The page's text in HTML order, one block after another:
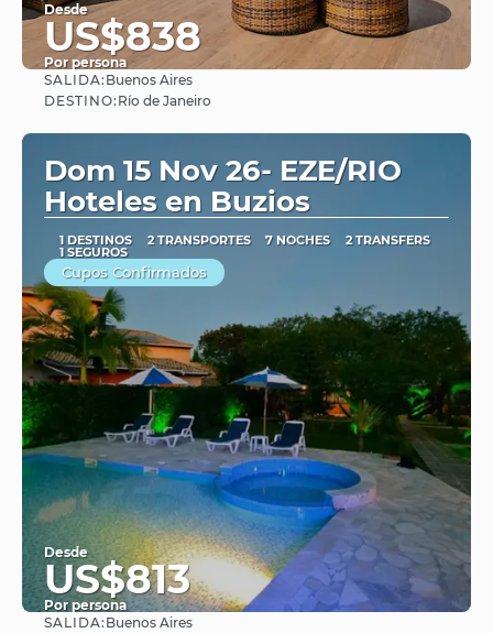
Desde
US$838
Por persona
SALIDA: Buenos Aires
DESTINO: Río de Janeiro
Dom 15 Nov 26- EZE/RIO
Hoteles en Buzios
1 DESTINOS 2 TRANSPORTES 7 NOCHES 2 TRANSFERS
1 SEGUROS
Cupos Confirmados
Desde
US$813
Por persona
SALIDA: Buenos Aires